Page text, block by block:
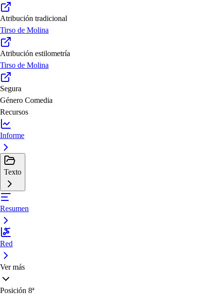
Atribución tradicional
Tirso de Molina
Atribución estilometría
Tirso de Molina
Segura
Género Comedia
Recursos
Informe
Texto
Resumen
Red
Ver más
Posición 8ª